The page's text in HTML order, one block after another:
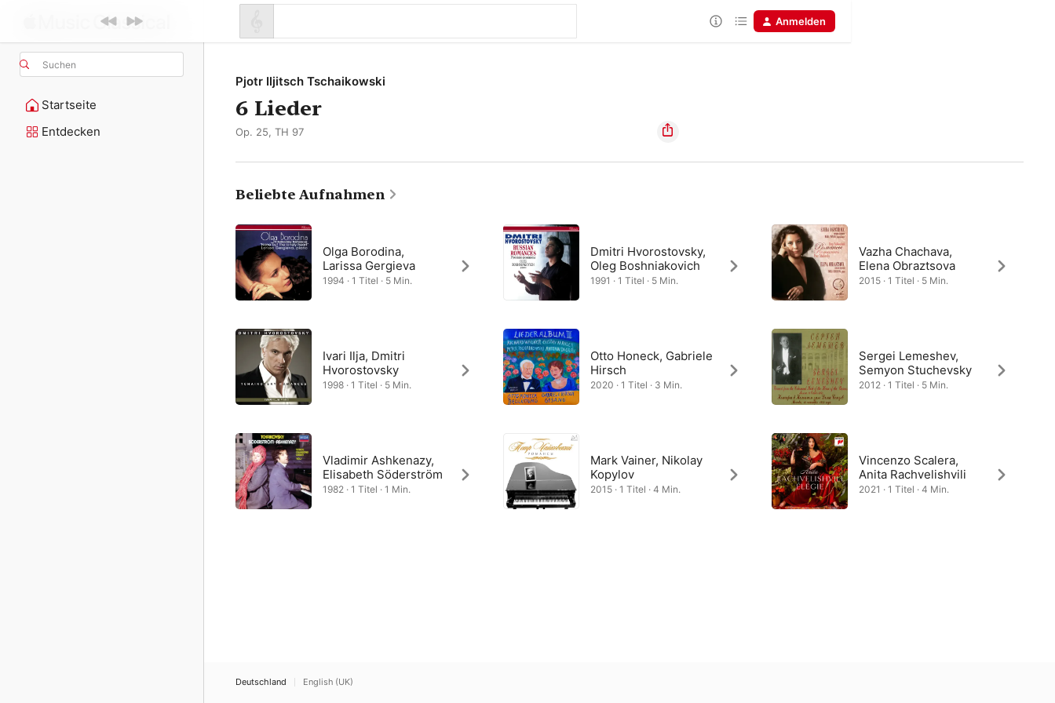
Suchen
Startseite
Entdecken
Anmelden
Pjotr Iljitsch Tschaikowski
6 Lieder
Op. 25, TH 97
Beliebte Aufnahmen
Olga Borodina,
Larissa Gergieva
1994 · 1 Titel · 5 Min.
Ivari Ilja, Dmitri
Hvorostovsky
1998 · 1 Titel · 5 Min.
Vladimir Ashkenazy,
Elisabeth Söderström
1982 · 1 Titel · 1 Min.
Dmitri Hvorostovsky,
Oleg Boshniakovich
1991 · 1 Titel · 5 Min.
Otto Honeck, Gabriele
Hirsch
2020 · 1 Titel · 3 Min.
Mark Vainer, Nikolay
Kopylov
2015 · 1 Titel · 4 Min.
Vazha Chachava,
Elena Obraztsova
2015 · 1 Titel · 5 Min.
Sergei Lemeshev,
Semyon Stuchevsky
2012 · 1 Titel · 5 Min.
Vincenzo Scalera,
Anita Rachvelishvili
2021 · 1 Titel · 4 Min.
Deutschland English (UK)